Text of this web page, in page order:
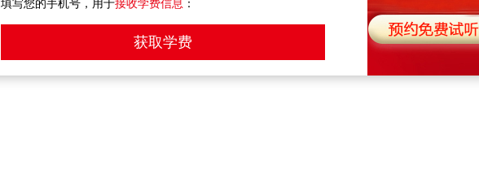
填写您的手机号，用于接收学费信息 ：